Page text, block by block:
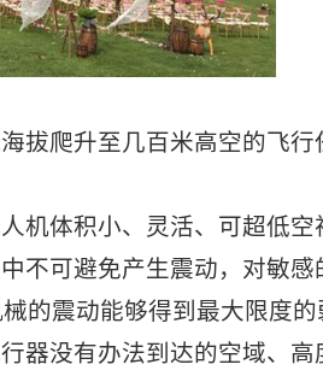
拔爬升至几百米高空的飞
机体积小、灵活、可超低空
不可避免产生震动，对敏
的震动能够得到最大限度的
器没有办法到达的空域、高